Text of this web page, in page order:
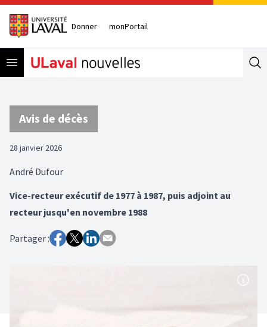
Donner monPortail
Open menu
Avis de décès
28 janvier 2026
André Dufour
Vice-recteur exécutif de 1977 à 1987, puis adjoint au
recteur jusqu'en novembre 1988
Partager :